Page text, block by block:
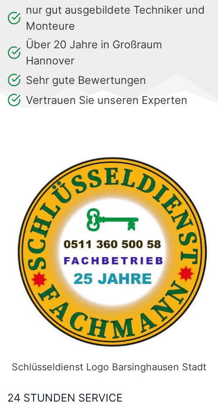
nur gut ausgebildete Techniker und
Monteure
Über 20 Jahre in Großraum
Hannover
Sehr gute Bewertungen
Vertrauen Sie unseren Experten
Schlüsseldienst Logo Barsinghausen Stadt
24 STUNDEN SERVICE